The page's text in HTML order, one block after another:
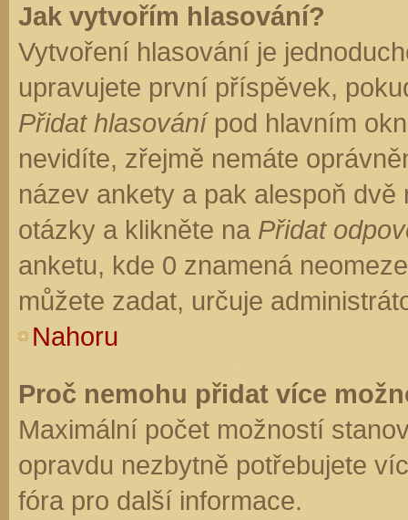
Jak vytvořím hlasování?
Vytvoření hlasování je
upravujete první příspěvek,
Přidat hlasovánípod hlavním
nevidíte, zřejmě nemáte
název ankety a pak alespoň
otázky a klikněte na Přidat
anketu, kde 0 znamená
můžete zadat, určuje
Nahoru
Proč nemohu přidat více
Maximální počet možností
opravdu nezbytně potřebujete
fóra pro další informace.